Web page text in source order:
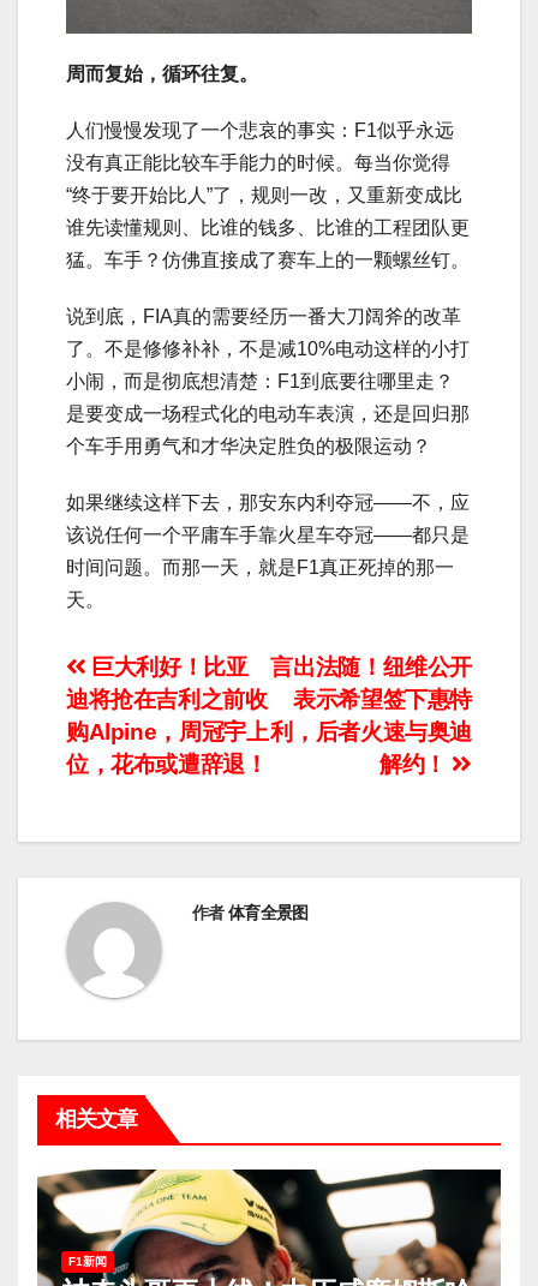
周而复始，循环往复。
人们慢慢发现了一个悲哀的事实：F1似乎永远
没有真正能比较车手能力的时候。每当你觉得
“终于要开始比人”了，规则一改，又重新变成比
谁先读懂规则、比谁的钱多、比谁的工程团队更
猛。车手？仿佛直接成了赛车上的一颗螺丝钉。
说到底，FIA真的需要经历一番大刀阔斧的改革
了。不是修修补补，不是减10%电动这样的小打
小闹，而是彻底想清楚：F1到底要往哪里走？
是要变成一场程式化的电动车表演，还是回归那
个车手用勇气和才华决定胜负的极限运动？
如果继续这样下去，那安东内利夺冠——不，应
该说任何一个平庸车手靠火星车夺冠——都只是
时间问题。而那一天，就是F1真正死掉的那一
天。
文
章
导
言出法随！纽维公开
表示希望签下惠特
利，后者火速与奥迪
解约！
巨大利好！比亚
迪将抢在吉利之前收
购Alpine，周冠宇上
位，花布或遭辞退！
作者体育全景图
相关文章
F1新闻